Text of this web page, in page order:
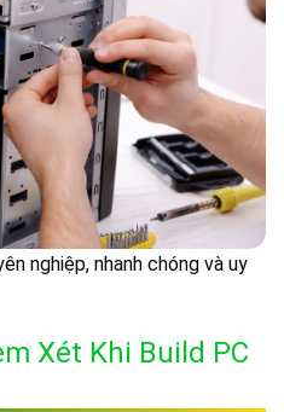
nghiệp, nhanh chóng và uy
Xét Khi Build PC